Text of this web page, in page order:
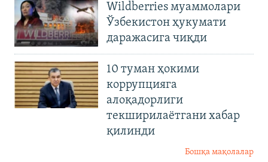
Wildberries муаммолари
Ўзбекистон ҳукумати
даражасига чиқди
10 туман ҳокими
коррупцияга
алоқадорлиги
текширилаётгани хабар
қилинди
Бошқа мақолалар